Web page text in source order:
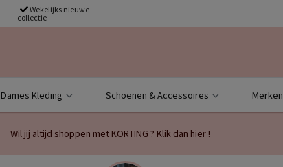
Wekelijks nieuwe
collectie
Dames Kleding Schoenen & Accessoires Merken
Wil jij altijd shoppen met KORTING ? Klik dan hier !